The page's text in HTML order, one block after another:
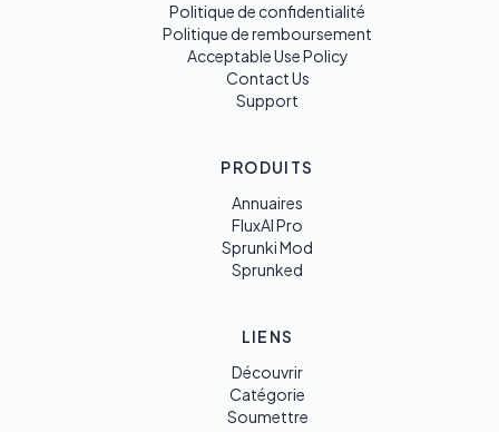
Politique de confidentialité
Politique de remboursement
Acceptable Use Policy
Contact Us
Support
PRODUITS
Annuaires
FluxAI Pro
Sprunki Mod
Sprunked
LIENS
Découvrir
Catégorie
Soumettre